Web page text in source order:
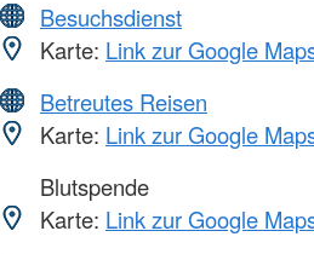
Besuchsdienst
Karte: Link zur Google
Betreutes Reisen
Karte: Link zur Google
Blutspende
Karte: Link zur Google